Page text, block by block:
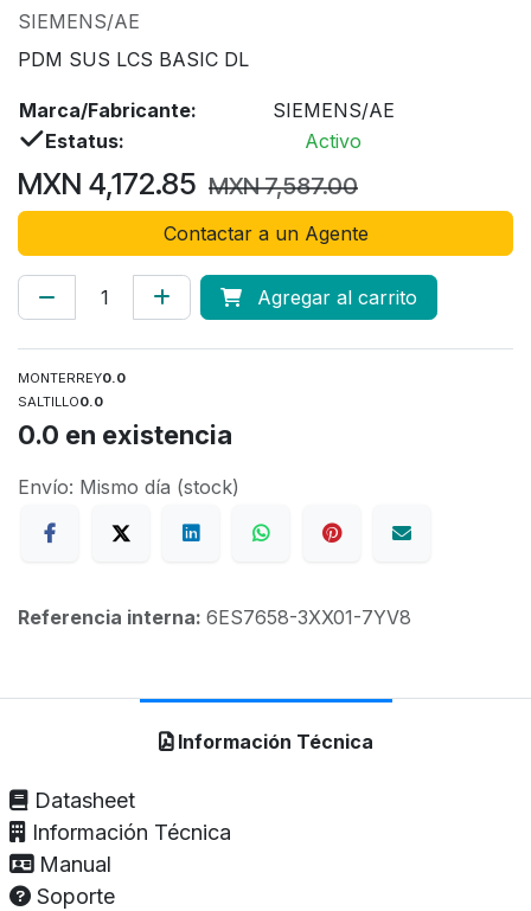
SIEMENS/AE
PDM SUS LCS BASIC DL
Marca/Fabricante:
SIEMENS/AE
Estatus:
Activo
MXN 4,172.85 MXN7,587.00
Contactar a un Agente
Agregar al carrito
MONTERREY0.0
SALTILLO0.0
0.0 en existencia
Envío: Mismo día (stock)
Referencia interna: 6ES7658-3XX01-7YV8
Información Técnica
Datasheet
Información Técnica
Manual
Soporte